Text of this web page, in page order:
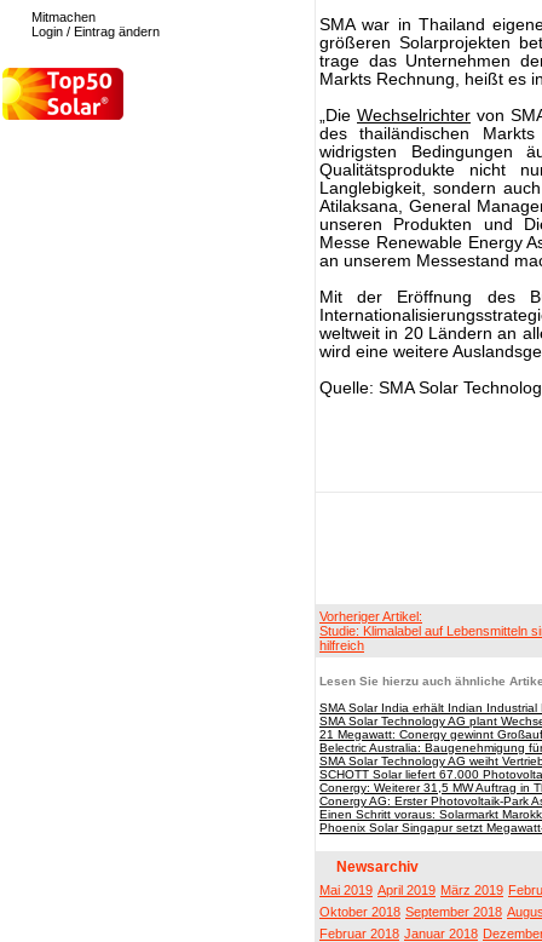
Mitmachen
Login / Eintrag ändern
SMA war in Thailand
größeren Solarprojekten
trage das Unternehmen
Markts Rechnung, heißt es
„Die Wechselrichter von
des thailändischen
widrigsten Bedingungen
Qualitätsprodukte nicht
Langlebigkeit, sondern
Atilaksana, General
unseren Produkten und
Messe Renewable Energy
an unserem Messestand
Mit der Eröffnung des
weltweit in 20 Ländern an
wird eine weitere
Quelle: SMA Solar
Vorheriger Artikel:
Studie: Klimalabel auf Lebensmitteln
hilfreich
Lesen Sie hierzu auch ähnliche
SMA Solar India erhält Indian Industrial
SMA Solar Technology AG plant
21 Megawatt: Conergy gewinnt
Belectric Australia: Baugenehmigung
SMA Solar Technology AG weiht
SCHOTT Solar liefert 67.000
Conergy: Weiterer 31,5 MW Auftrag in
Conergy AG: Erster Photovoltaik-Park
Einen Schritt voraus: Solarmarkt
Phoenix Solar Singapur setzt
Newsarchiv
Mai 2019 April 2019 März 2019
Oktober 2018 September 2018
Februar 2018 Januar 2018